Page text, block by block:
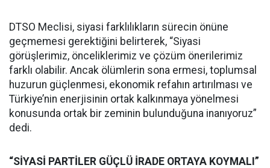
DTSO Meclisi, siyasi farklılıkların sürecin önüne
geçmemesi gerektiğini belirterek, “Siyasi
görüşlerimiz, önceliklerimiz ve çözüm önerilerimiz
farklı olabilir. Ancak ölümlerin sona ermesi, toplumsal
huzurun güçlenmesi, ekonomik refahın artırılması ve
Türkiye’nin enerjisinin ortak kalkınmaya yönelmesi
konusunda ortak bir zeminin bulunduğuna inanıyoruz”
dedi.
“SİYASİ PARTİLER GÜÇLÜ İRADE ORTAYA KOYMALI”